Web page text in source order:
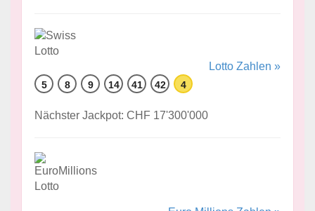
Lotto Zahlen »
5 8 9 14 41 42 4
Nächster Jackpot: CHF 17'300'000